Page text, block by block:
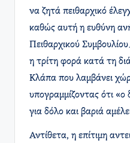
να ζητά πειθαρχικό
καθώς αυτή η ευθύνη
Πειθαρχικού
η τρίτη φορά κατά τη
Κλάπα που λαμβάνει
υπογραμμίζοντας ότι «ο
για δόλο και βαριά
Αντίθετα, η επίτιμη